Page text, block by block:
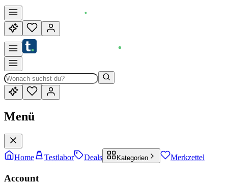
Menü
Home Testlabor Deals Kategorien Merkzettel
Account